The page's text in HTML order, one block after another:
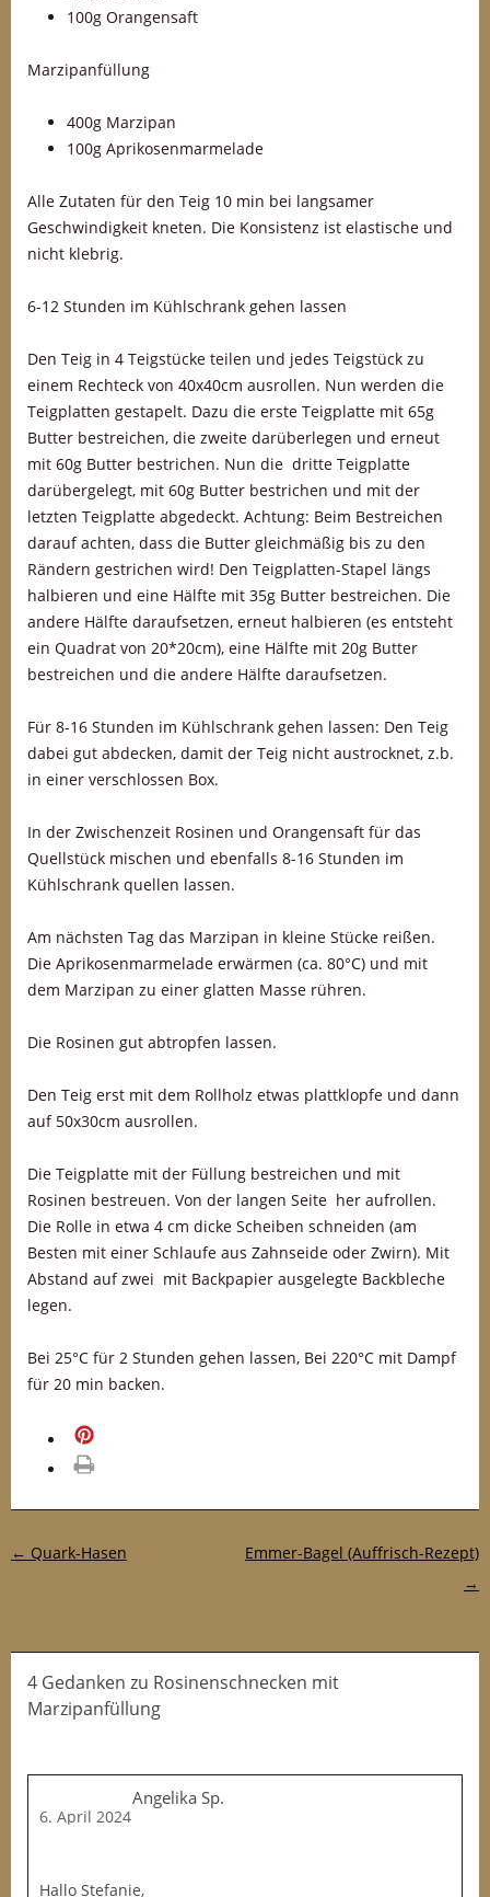
100g Orangensaft
Marzipanfüllung
400g Marzipan
100g Aprikosenmarmelade
Alle Zutaten für den Teig 10 min bei langsamer
Geschwindigkeit kneten. Die Konsistenz ist elastische und
nicht klebrig.
6-12 Stunden im Kühlschrank gehen lassen
Den Teig in 4 Teigstücke teilen und jedes Teigstück zu
einem Rechteck von 40x40cm ausrollen. Nun werden die
Teigplatten gestapelt. Dazu die erste Teigplatte mit 65g
Butter bestreichen, die zweite darüberlegen und erneut
mit 60g Butter bestrichen. Nun die dritte Teigplatte
darübergelegt, mit 60g Butter bestrichen und mit der
letzten Teigplatte abgedeckt. Achtung: Beim Bestreichen
darauf achten, dass die Butter gleichmäßig bis zu den
Rändern gestrichen wird! Den Teigplatten-Stapel längs
halbieren und eine Hälfte mit 35g Butter bestreichen. Die
andere Hälfte daraufsetzen, erneut halbieren (es entsteht
ein Quadrat von 20*20cm), eine Hälfte mit 20g Butter
bestreichen und die andere Hälfte daraufsetzen.
Für 8-16 Stunden im Kühlschrank gehen lassen: Den Teig
dabei gut abdecken, damit der Teig nicht austrocknet, z.b.
in einer verschlossen Box.
In der Zwischenzeit Rosinen und Orangensaft für das
Quellstück mischen und ebenfalls 8-16 Stunden im
Kühlschrank quellen lassen.
Am nächsten Tag das Marzipan in kleine Stücke reißen.
Die Aprikosenmarmelade erwärmen (ca. 80°C) und mit
dem Marzipan zu einer glatten Masse rühren.
Die Rosinen gut abtropfen lassen.
Den Teig erst mit dem Rollholz etwas plattklopfe und dann
auf 50x30cm ausrollen.
Die Teigplatte mit der Füllung bestreichen und mit
Rosinen bestreuen. Von der langen Seite her aufrollen.
Die Rolle in etwa 4 cm dicke Scheiben schneiden (am
Besten mit einer Schlaufe aus Zahnseide oder Zwirn). Mit
Abstand auf zwei mit Backpapier ausgelegte Backbleche
legen.
Bei 25°C für 2 Stunden gehen lassen, Bei 220°C mit Dampf
für 20 min backen.
Post-Navigation
← Quark-Hasen
Emmer-Bagel (Auffrisch-Rezept)
→
4 Gedanken zu Rosinenschnecken mit
Marzipanfüllung
Angelika Sp.
6. April 2024
Hallo Stefanie,